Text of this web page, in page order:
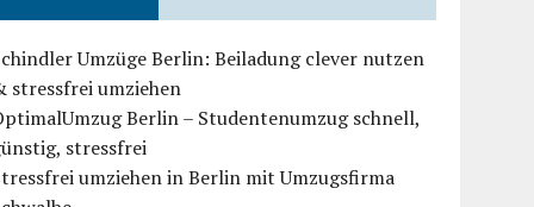
Umzüge Berlin: Beiladung clever nutzen
stressfrei umziehen
Berlin – Studentenumzug schnell,
stressfrei
umziehen in Berlin mit Umzugsfirma